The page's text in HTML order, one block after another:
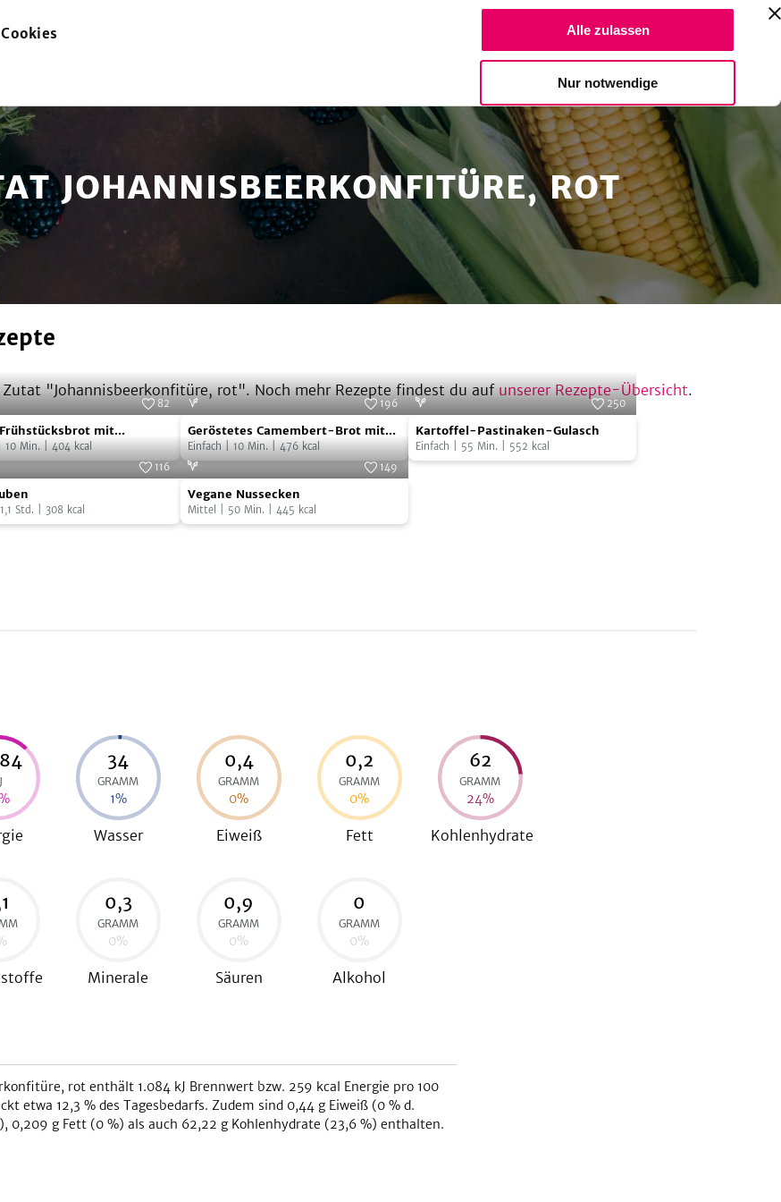
Alle zulassen
Nur notwendige
Spendiere einen Kaffee
Suche
JOHANNISBEERKONFITÜRE, ROT
Zutat "Johannisbeerkonfitüre, rot". Noch mehr Rezepte findest du auf unserer Rezepte-Übersicht.
Foto:
82
mit
Konfitüre
10 Min. 404 kcal
Geröstetes
Camembert-
Brot
mit
Johannisbeer-
SevenCooks
196
Geröstetes Camembert-Brot mit
Johannisbeer-Konfitüre
Einfach 10 Min. 476 kcal
Kartoffel-
Pastinaken-
Gulasch
Foto: SevenCooks
250
Kartoffel-Pastinaken-Gulasch
Einfach 55 Min. 552 kcal
116
1,1 Std. 308 kcal
Vegane
Nussecken
149
Vegane Nussecken
Mittel 50 Min. 445 kcal
34
GRAMM
1%
Wasser
0,4
GRAMM
0%
Eiweiß
0,2
GRAMM
0%
Fett
62
GRAMM
24%
Kohlenhydrate
0,3
GRAMM
0%
Minerale
0,9
GRAMM
0%
Säuren
0
GRAMM
0%
Alkohol
rotenthält 1.084 kJ Brennwert bzw. 259 kcal Energie pro 100
etwa 12,3 % des Tagesbedarfs. Zudem sind 0,44 g Eiweiß (0 % d.
0,209 g Fett (0%) als auch 62,22 g Kohlenhydrate (23,6%) enthalten.